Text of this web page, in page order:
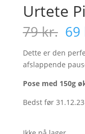
Urtete
79kr.
79
69
Dette er den
afslappende
Pose med 150g
Bedst før 31.12.23